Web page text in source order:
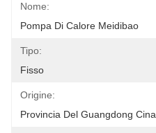
Nome:
Pompa Di Calore Meidibao
Tipo:
Fisso
Origine:
Provincia Del Guangdong Cina